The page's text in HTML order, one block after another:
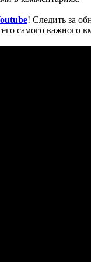
! Следить за
самого важного